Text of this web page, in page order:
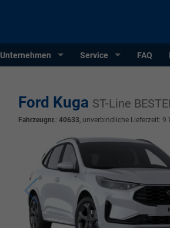
Unternehmen Service FAQ
Ford Kuga ST-Line
Fahrzeugnr.: 40633, unverbindliche Lieferzeit: 9